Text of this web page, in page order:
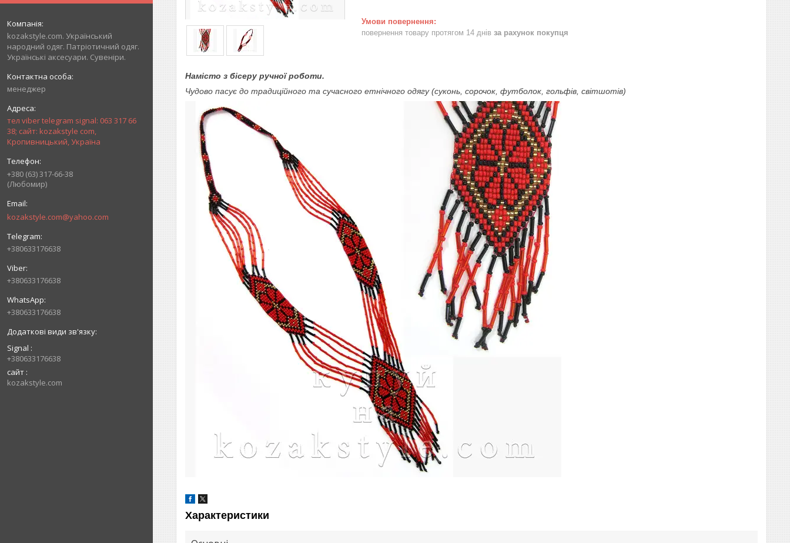
kozakstyle.com. Український
народний одяг. Патріотичний одяг.
Українські аксесуари. Сувеніри.
менеджер
тел viber telegram signal: 063 317 66
38; сайт: kozakstyle com,
Кропивницький, Україна
+380 (63) 317-66-38
(Любомир)
kozakstyle.com@yahoo.com
+380633176638
+380633176638
+380633176638
Signal
+380633176638
сайт
kozakstyle.com
повернення товару протягом 14 днів за рахунок покупця
Намісто з бісеру ручної роботи.
Чудово пасує до традиційного та сучасного етнічного одягу (суконь, сорочок, футболок, гольфів, світшотів)
Характеристики